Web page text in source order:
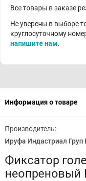
Все товары в заказе
Не уверены в выборе
круглосуточному
напишите нам.
Информация о товаре
Производитель:
Ируфа Индастриал
Фиксатор
неопреновый